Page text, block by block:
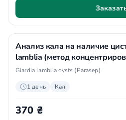
Анализ кала на наличие
lamblia (метод
Giardia lamblia cysts (Parasep)
1 день Кал
370 ₴